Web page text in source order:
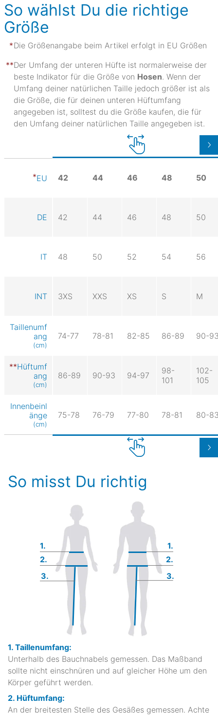
So wählst Du die richtige
Größe
Die Größenangabe beim Artikel erfolgt in EU Größen
Der Umfang der unteren Hüfte ist normalerweise der
beste Indikator für die Größe von Hosen. Wenn der
Umfang deiner natürlichen Taille jedoch größer ist als
die Größe, die für deinen unteren Hüftumfang
angegeben ist, solltest du die Größe kaufen, die für
den Umfang deiner natürlichen Taille angegeben ist.
EU 42 44 46 48 50
DE 42 44 46 48 50
IT 48 50 52 54 56
INT 3XS XXS XS S M
Taillenumf
ang
(cm)
74-77 78-81 82-85 86-89 90-
Hüftumf
ang
(cm)
86-89 90-93 94-97
98-
101
102-
105
Innenbeinl
änge
(cm)
75-78 76-79 77-80 78-81 80-
So misst Du richtig
1.
1.
2.
2.
3.
3.
1. Taillenumfang:
Unterhalb des Bauchnabels gemessen. Das Maßband
sollte nicht einschnüren und auf gleicher Höhe um den
Körper geführt werden.
2. Hüftumfang:
An der breitesten Stelle des Gesäßes gemessen. Achte